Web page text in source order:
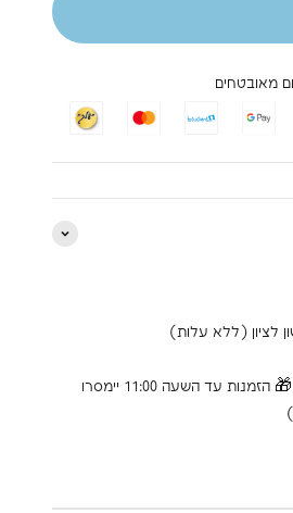
מאובטחים
למוצרים מקטגוריית מתנות ליולדת 🎁 הזמנות עד השעה 11:00 יימסרו